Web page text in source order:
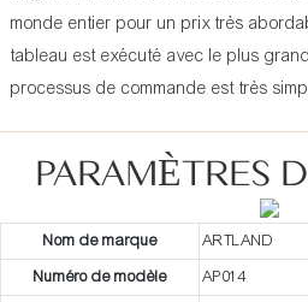
monde entier pour un prix très
tableau est exécuté avec le plus
processus de commande est très
PARAMÈTRES
Nom de marque
ARTLAND
Numéro de modèle
AP014